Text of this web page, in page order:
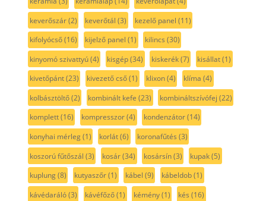
keverőszár(2) keverőtál (3) kezelő panel (11)
kifolyócső(16) kijelző panel (1) kilincs (30)
kinyomó szivattyú(4) kisgép(34) kiskerék(7) kisállat(1)
kivetőpánt(23) kivezető cső(1) klixon(4) klíma (4)
kolbásztöltő(2) kombinált kefe (23) kombináltszívófej (22)
komplett(16) kompresszor(4) kondenzátor(14)
konyhai mérleg(1) korlát(6) koronafűtés (3)
koszorú fűtőszál (3) kosár(34) kosársín(3) kupak(5)
kuplung(8) kutyaszőr(1) kábel (9) kábeldob(1)
kávédaráló(3) kávéfőző(1) kémény(1) kés (16)